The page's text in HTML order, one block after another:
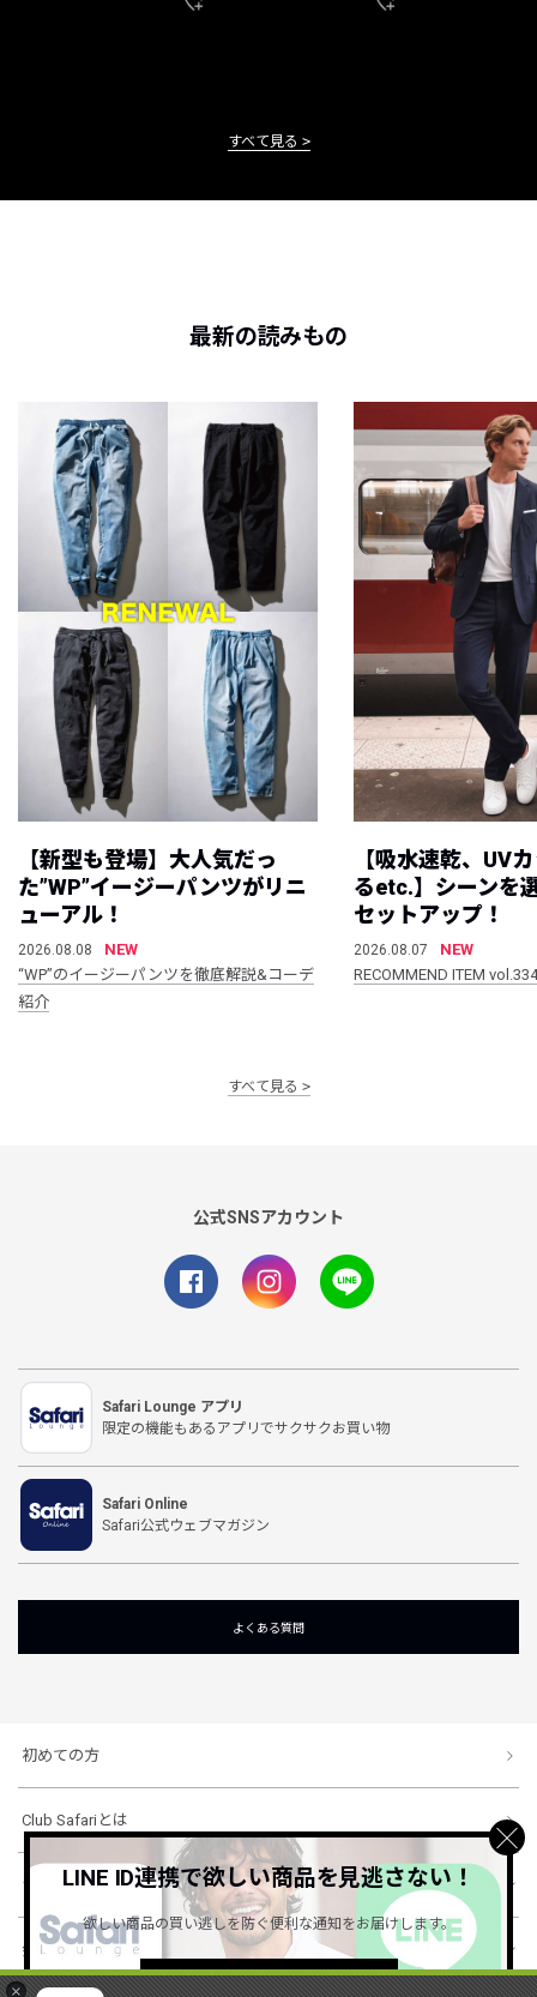
×
すべて見る
最新の読みもの
【新型も登場】大人気だっ
た”WP”イージーパンツがリニ
ューアル！
2026.08.08
NEW
“WP”のイージーパンツを徹底解説&コーデ
紹介
【吸水速乾、UV
るetc.】シーンを
セットアップ！
2026.08.07
NEW
RECOMMEND ITEM vol.334
すべて見る
公式SNSアカウント
Safari Lounge アプリ
限定の機能もあるアプリでサクサクお買い物
Safari Online
Safari公式ウェブマガジン
よくある質問
初めての方
Club Safariとは
ショッピングガイド
会社概要・規約
LINE ID連携で欲しい商品を見逃さない！
欲しい商品の買い逃しを防ぐ便利な通知をお届けします。
詳しくはこちら ＞